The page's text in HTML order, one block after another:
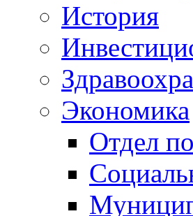
История
Экономика
Отдел